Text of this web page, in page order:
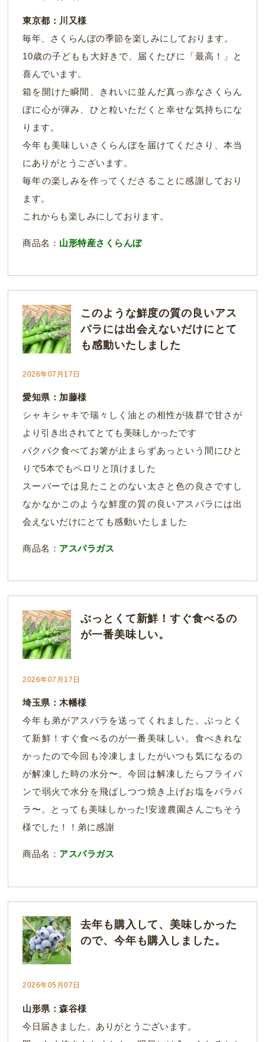
東京都：川又様
毎年、さくらんぼの季節を楽しみにしております。
10歳の子どもも大好きで、届くたびに「最高！」と
喜んでいます。
箱を開けた瞬間、きれいに並んだ真っ赤なさくらん
ぼに心が弾み、ひと粒いただくと幸せな気持ちにな
ります。
今年も美味しいさくらんぼを届けてくださり、本当
にありがとうございます。
毎年の楽しみを作ってくださることに感謝しており
ます。
これからも楽しみにしております。
商品名： 山形特産さくらんぼ
このような鮮度の質の良いアス
パラには出会えないだけにとて
も感動いたしました
2026年07月17日
愛知県：加藤様
シャキシャキで瑞々しく油との相性が抜群で甘さが
より引き出されてとても美味しかったです
パクパク食べてお箸が止まらずあっという間にひと
りで5本でもペロリと頂けました
スーパーでは見たことのない太さと色の良さですし
なかなかこのような鮮度の質の良いアスパラには出
会えないだけにとても感動いたしました
商品名： アスパラガス
ぶっとくて新鮮！すぐ食べるの
が一番美味しい。
2026年07月17日
埼玉県：木幡様
今年も弟がアスパラを送ってくれました。ぶっとく
て新鮮！すぐ食べるのが一番美味しい。食べきれな
かったので今回も冷凍しましたがいつも気になるの
が解凍した時の水分〜。今回は解凍したらフライパ
ンで弱火で水分を飛ばしつつ焼き上げお塩をパラパ
ラ〜。とっても美味しかった!安達農園さんごちそう
様でした！！弟に感謝
商品名： アスパラガス
去年も購入して、美味しかった
ので、今年も購入しました。
2026年05月07日
山形県：森谷様
今日届きました。ありがとうございます。